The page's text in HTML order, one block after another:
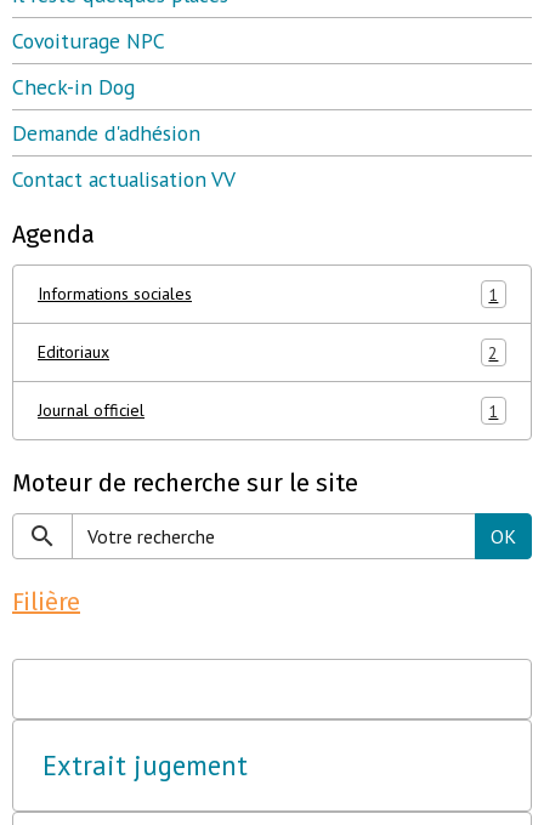
Covoiturage NPC
Check-in Dog
Demande d'adhésion
Contact actualisation VV
Agenda
Informations sociales 1
Editoriaux 2
Journal officiel 1
Moteur de recherche sur le site
OK
Filière
Extrait jugement